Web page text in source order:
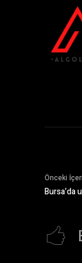
Önceki
Bursa’da